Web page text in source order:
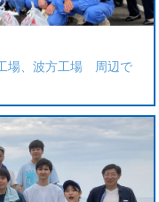
場、波方工場 周辺で